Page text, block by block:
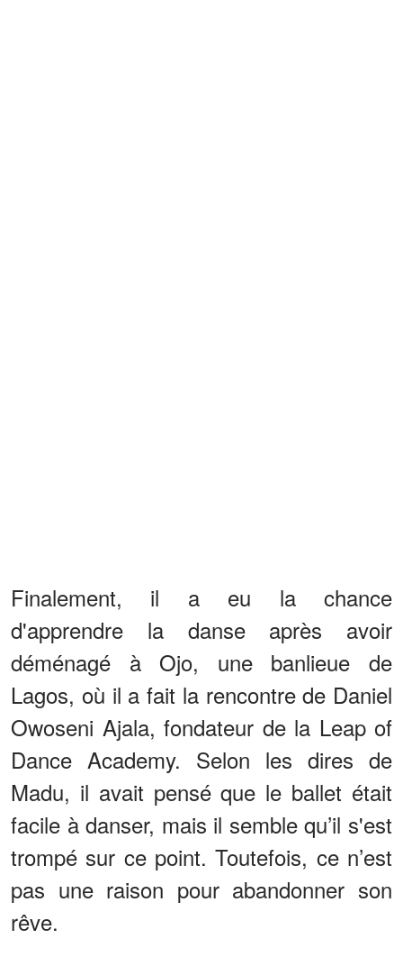
Finalement, il a eu la chance
d'apprendre la danse après avoir
déménagé à Ojo, une banlieue de
Lagos, où il a fait la rencontre de Daniel
Owoseni Ajala, fondateur de la Leap of
Dance Academy. Selon les dires de
Madu, il avait pensé que le ballet était
facile à danser, mais il semble qu’il s'est
trompé sur ce point. Toutefois, ce n’est
pas une raison pour abandonner son
rêve.